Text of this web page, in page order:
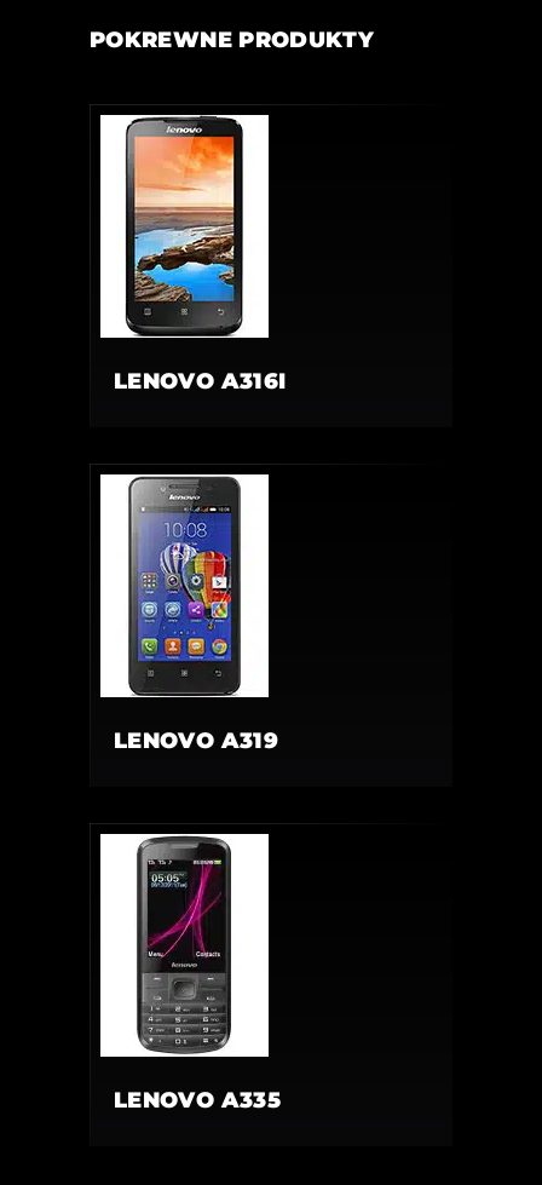
POKREWNE PRODUKTY
LENOVO A316I
LENOVO A319
LENOVO A335